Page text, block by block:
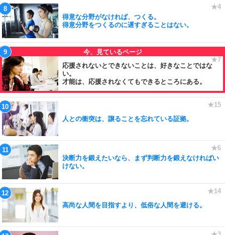
得意な分野がなければ、つくる。
得意分野をつくるのに遅すぎることはない。
応援されないとできないことは、好きなことではな
い。
才能は、応援されなくてもできるところにある。
人との衝突は、譲ることを忘れている証拠。
決断力を鍛えたいなら、まず判断力を鍛えなければい
けない。
高尚な人間を目指すより、低俗な人間を避ける。